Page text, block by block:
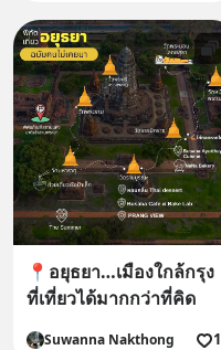
📍อยุธยา…เมืองใกล้กรุง
ที่เที่ยวได้มากกว่าที่คิด
Suwanna Nakthong 1